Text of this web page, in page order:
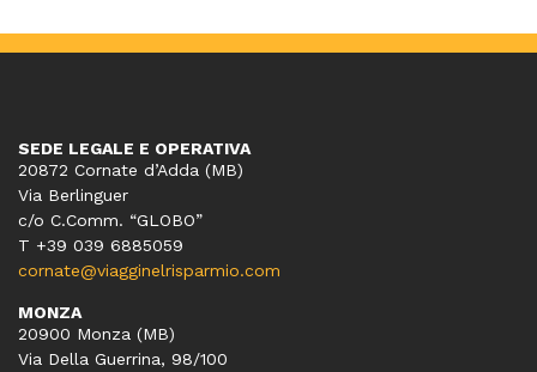
SEDE LEGALE E OPERATIVA
20872 Cornate d’Adda (MB)
Via Berlinguer
c/o C.Comm. “GLOBO”
T +39 039 6885059
cornate@viagginelrisparmio.com
MONZA
20900 Monza (MB)
Via Della Guerrina, 98/100